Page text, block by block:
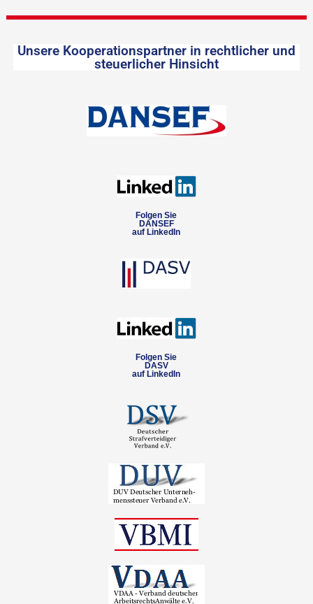
Unsere Kooperationspartner in rechtlicher und
steuerlicher Hinsicht
Folgen Sie
DANSEF
auf LinkedIn
Folgen Sie
DASV
auf LinkedIn